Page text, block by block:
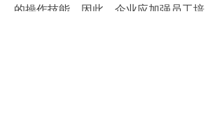
的操作技能。因此，企业应加强员工培